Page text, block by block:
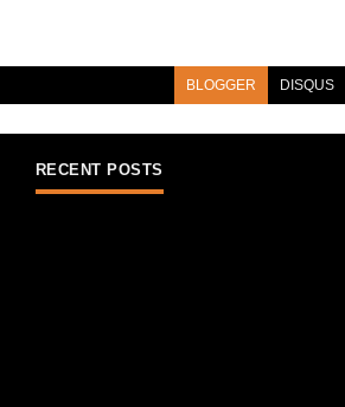
BLOGGER DISQUS
RECENT POSTS